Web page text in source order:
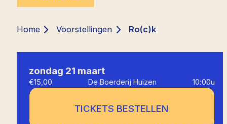
Home Voorstellingen Ro(c)k
zondag 21 maart
€15,00 De Boerderij Huizen 10:00u
TICKETS BESTELLEN